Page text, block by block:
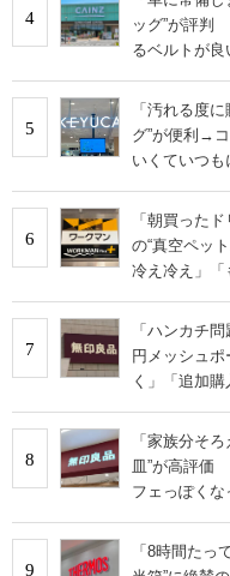
4
ッグ”が評判
るベルトが良
5
「汚れる度
グ”が便利→
いくていつも
6
「朝買った
の“真空ペッ
冷え冷え」「
7
「ハンカチ
円メッシュ
く」「追加購
8
「家族分そ
皿”が高評価
フェっぽくな
9
「8時間たっ